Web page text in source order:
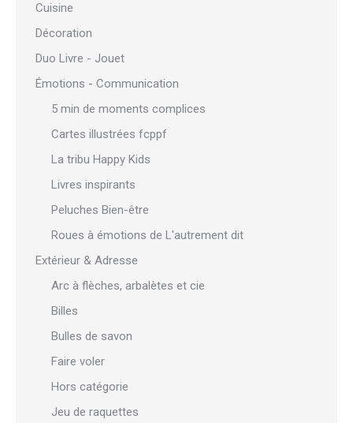
Cuisine
Décoration
Duo Livre - Jouet
Émotions - Communication
5 min de moments complices
Cartes illustrées fcppf
La tribu Happy Kids
Livres inspirants
Peluches Bien-être
Roues à émotions de L'autrement dit
Extérieur & Adresse
Arc à flèches, arbalètes et cie
Billes
Bulles de savon
Faire voler
Hors catégorie
Jeu de raquettes